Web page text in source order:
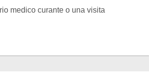
medico curante o una visita